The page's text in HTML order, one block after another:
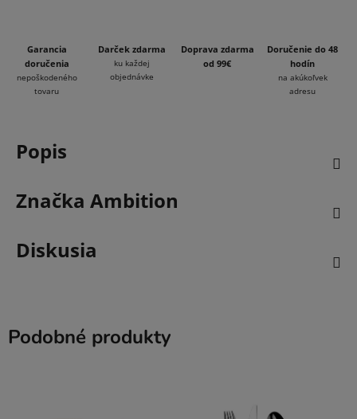
Garancia
doručenia
nepoškodeného
tovaru
Darček zdarma
ku každej
objednávke
Doprava zdarma
od 99€
Doručenie do 48
hodín
na akúkoľvek
adresu
Popis
Značka Ambition
Diskusia
Podobné produkty